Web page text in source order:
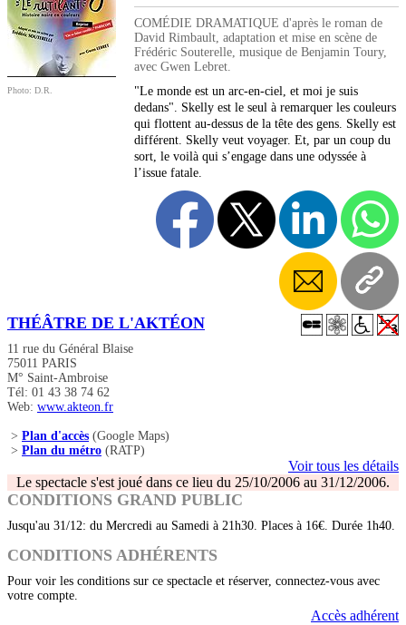
Photo: D.R.
COMÉDIE DRAMATIQUE d'après le roman de
David Rimbault, adaptation et mise en scène de
Frédéric Souterelle, musique de Benjamin Toury,
avec Gwen Lebret.
"Le monde est un arc-en-ciel, et moi je suis
dedans". Skelly est le seul à remarquer les couleurs
qui flottent au-dessus de la tête des gens. Skelly est
différent. Skelly veut voyager. Et, par un coup du
sort, le voilà qui s’engage dans une odyssée à
l’issue fatale.
THÉÂTRE DE L'AKTÉON
11 rue du Général Blaise
75011 PARIS
M° Saint-Ambroise
Tél: 01 43 38 74 62
Web: www.akteon.fr
> Plan d'accès (Google Maps)
> Plan du métro (RATP)
Voir tous les détails
Le spectacle s'est joué dans ce lieu du 25/10/2006 au 31/12/2006.
CONDITIONS GRAND PUBLIC
Jusqu'au 31/12: du Mercredi au Samedi à 21h30. Places à 16€. Durée 1h40.
CONDITIONS ADHÉRENTS
Pour voir les conditions sur ce spectacle et réserver, connectez-vous avec
votre compte.
Accès adhérent